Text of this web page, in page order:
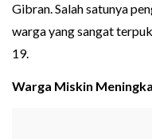
Gibran. Salah satunya
warga yang sangat
19.
Warga Miskin